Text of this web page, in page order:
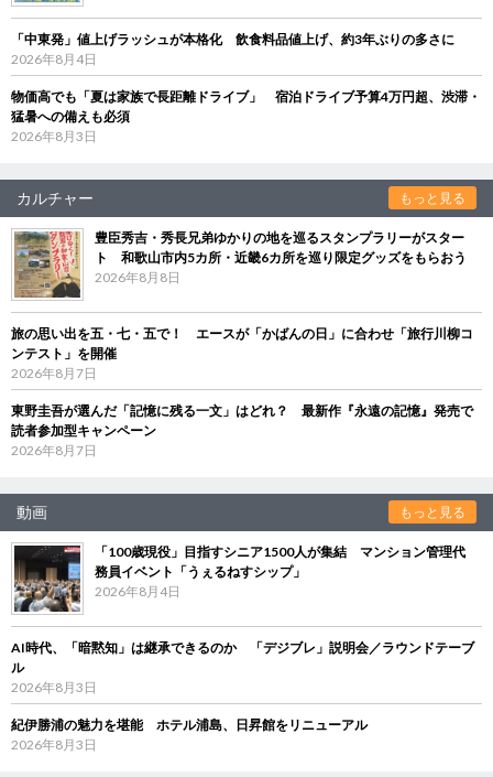
「中東発」値上げラッシュが本格化 飲食料品値上げ、約3年ぶりの多さに
2026年8月4日
物価高でも「夏は家族で長距離ドライブ」 宿泊ドライブ予算4万円超、渋滞・
猛暑への備えも必須
2026年8月3日
カルチャー もっと見る
豊臣秀吉・秀長兄弟ゆかりの地を巡るスタンプラリーがスター
ト 和歌山市内5カ所・近畿6カ所を巡り限定グッズをもらおう
2026年8月8日
旅の思い出を五・七・五で！ エースが「かばんの日」に合わせ「旅行川柳コ
ンテスト」を開催
2026年8月7日
東野圭吾が選んだ「記憶に残る一文」はどれ？ 最新作『永遠の記憶』発売で
読者参加型キャンペーン
2026年8月7日
動画 もっと見る
「100歳現役」目指すシニア1500人が集結 マンション管理代
務員イベント「うぇるねすシップ」
2026年8月4日
AI時代、「暗黙知」は継承できるのか 「デジブレ」説明会／ラウンドテーブ
ル
2026年8月3日
紀伊勝浦の魅力を堪能 ホテル浦島、日昇館をリニューアル
2026年8月3日